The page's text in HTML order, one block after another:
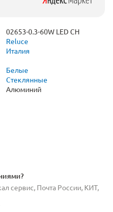
02653-0.3-60W LED CH
Reluce
Италия
Белые
Стеклянные
Алюминий
сервис, Почта России, КИТ,